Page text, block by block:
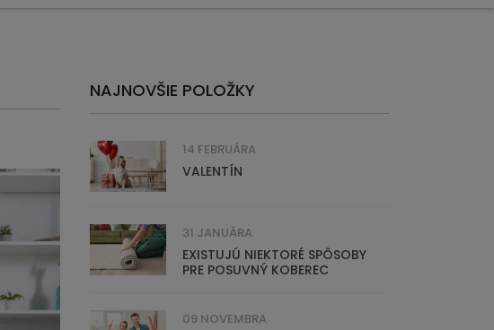
NAJNOVŠIE POLOŽKY
14 FEBRUÁRA
VALENTÍN
31 JANUÁRA
EXISTUJÚ NIEKTORÉ SPÔSOBY
PRE POSUVNÝ KOBEREC
09 NOVEMBRA